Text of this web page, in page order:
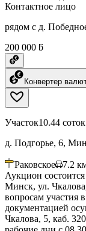
Контактное лицо
рядом с д.
200 000 ƃ
Конвертер
Участок10.44 соток
д. Подгорье, 6,
Раковское 7.2
Аукцион состоится
Минск, ул.
вопросам участия
документацией
Чкалова, 5, каб.